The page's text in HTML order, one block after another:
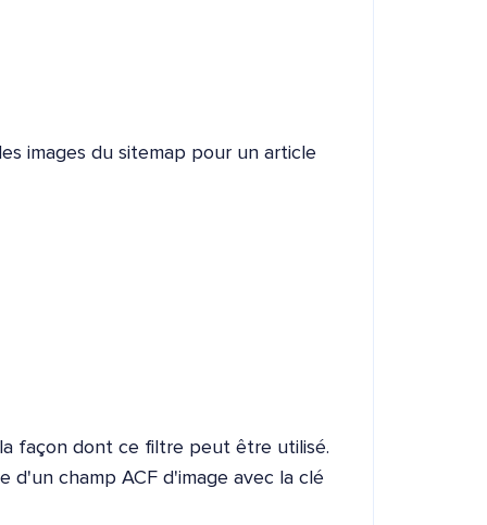
images du sitemap pour un article
façon dont ce filtre peut être utilisé.
d'un champ ACF d'image avec la clé